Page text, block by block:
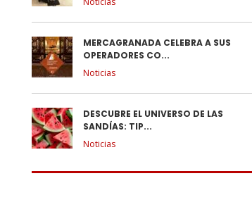
MERCAGRANADA CELEBRA A SUS
OPERADORES CO...
Noticias
DESCUBRE EL UNIVERSO DE LAS
SANDÍAS: TIP...
Noticias